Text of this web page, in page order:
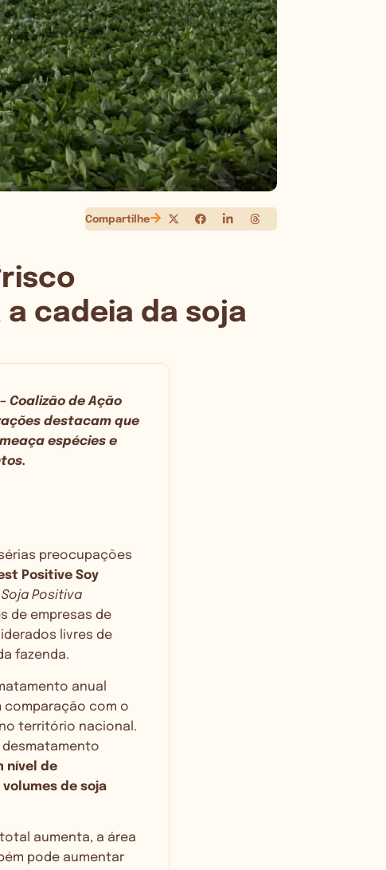
Compartilhe
cadeia da soja
Coalizão de Ação
destacam que
espécies e
preocupações
Positive Soy
Positiva
de empresas de
livres de
fazenda.
anual
comparação com o
território nacional.
nível de
de soja
aumenta, a área
pode aumentar